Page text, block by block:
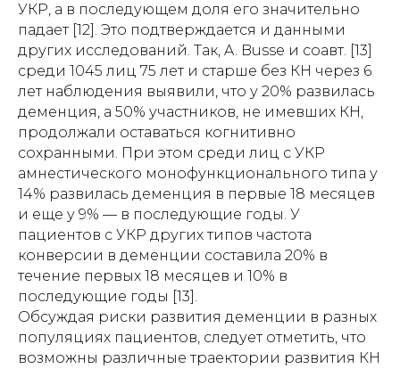
УКР, а в последующем доля его значительно
падает [12]. Это подтверждается и данными
других исследований. Так, A. Busse и соавт. [13]
среди 1045 лиц 75 лет и старше без КН через 6
лет наблюдения выявили, что у 20% развилась
деменция, а 50% участников, не имевших КН,
продолжали оставаться когнитивно
сохранными. При этом среди лиц с УКР
амнестического монофункционального типа у
14% развилась деменция в первые 18 месяцев
и еще у 9% — в последующие годы. У
пациентов с УКР других типов частота
конверсии в деменции составила 20% в
течение первых 18 месяцев и 10% в
последующие годы [13].
Обсуждая риски развития деменции в разных
популяциях пациентов, следует отметить, что
возможны различные траектории развития КН